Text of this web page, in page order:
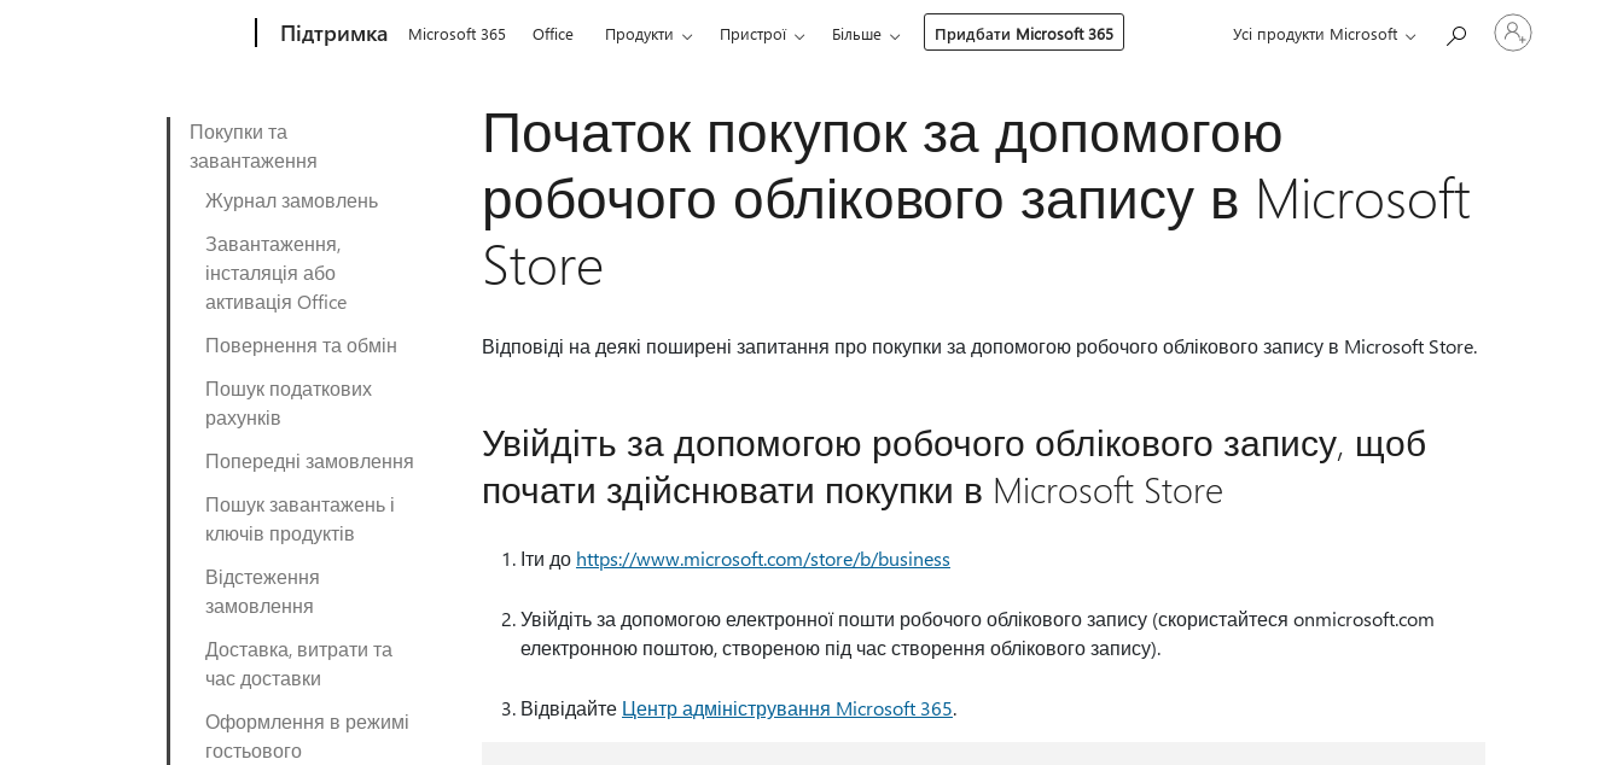
Підтримка Microsoft 365 Office Продукти Пристрої Більше Придбати Microsoft 365 Усі продукти Microsoft
Увійдіть
свій
Покупки та
завантаження
Журнал замовлень
Завантаження,
інсталяція або
активація Office
Повернення та обмін
Пошук податкових
рахунків
Попередні замовлення
Пошук завантажень і
ключів продуктів
Відстеження
замовлення
Доставка, витрати та
час доставки
Оформлення в режимі
гостьового
Початок покупок за допомогою
робочого облікового запису в Microsoft
Store
Відповіді на деякі поширені запитання про покупки за допомогою робочого облікового запису в Microsoft Store.
Увійдіть за допомогою робочого облікового запису, щоб
почати здійснювати покупки в Microsoft Store
Іти до https://www.microsoft.com/store/b/business
Увійдіть за допомогою електронної пошти робочого облікового запису (скористайтеся onmicrosoft.com
електронною поштою, створеною під час створення облікового запису).
Відвідайте Центр адміністрування Microsoft 365.